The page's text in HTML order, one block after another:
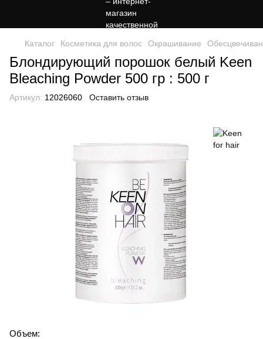
Каталог Косметика для волос Окрашивание
Блондирующий порошок белый Keen
Bleaching Powder 500 гр : 500 г
Артикул: 12026060 Оставить отзыв
Объем: